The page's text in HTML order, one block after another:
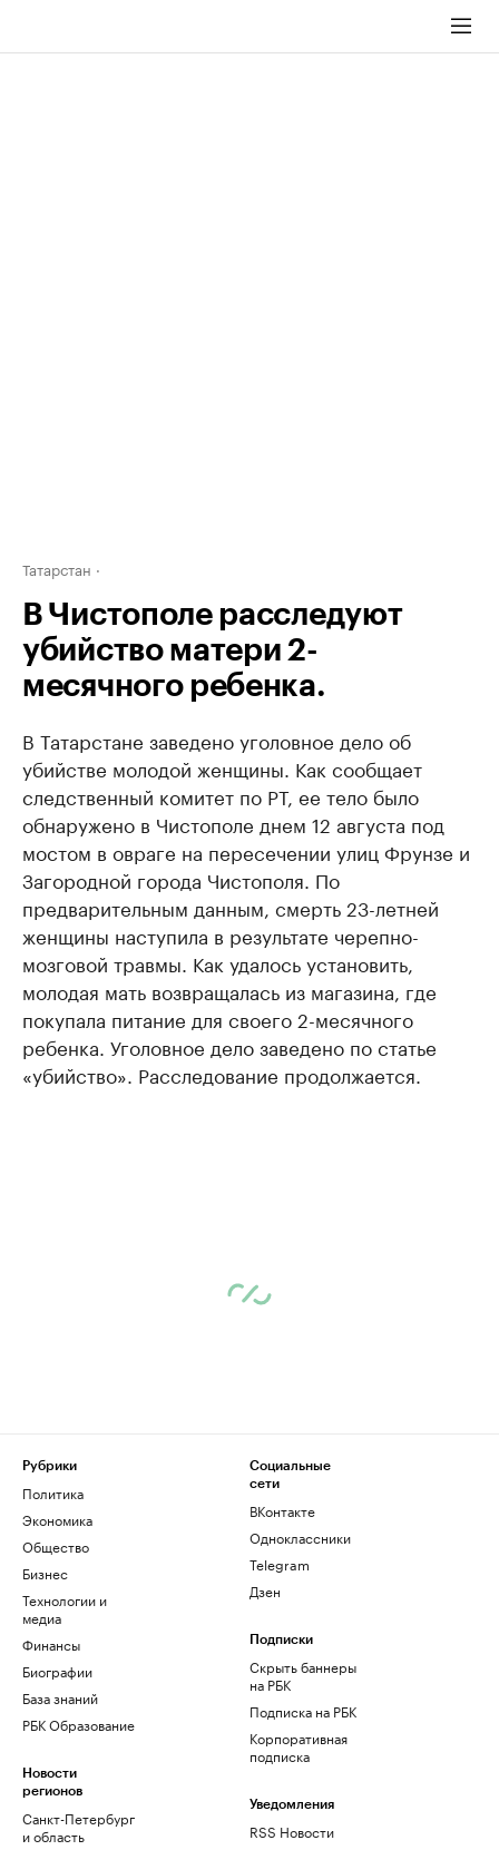
Татарстан
В Чистополе расследуют
убийство матери 2-
месячного ребенка.
В Татарстане заведено уголовное дело об
убийстве молодой женщины. Как сообщает
следственный комитет по РТ, ее тело было
обнаружено в Чистополе днем 12 августа под
мостом в овраге на пересечении улиц Фрунзе и
Загородной города Чистополя. По
предварительным данным, смерть 23-летней
женщины наступила в результате черепно-
мозговой травмы. Как удалось установить,
молодая мать возвращалась из магазина, где
покупала питание для своего 2-месячного
ребенка. Уголовное дело заведено по статье
«убийство». Расследование продолжается.
Рубрики
Политика
Экономика
Общество
Бизнес
Технологии и
медиа
Финансы
Биографии
База знаний
РБК Образование
Новости
регионов
Санкт-Петербург
и область
Социальные
сети
ВКонтакте
Одноклассники
Telegram
Дзен
Подписки
Скрыть баннеры
на РБК
Подписка на РБК
Корпоративная
подписка
Уведомления
RSS Новости